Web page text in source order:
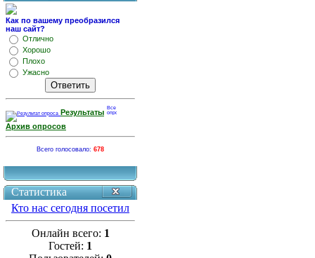
Как по вашему преобразился
наш сайт?
Отлично
Хорошо
Плохо
Ужасно
Результаты
Архив опросов
Всего голосовало: 678
Статистика
Кто нас сегодня посетил
Онлайн всего: 1
Гостей: 1